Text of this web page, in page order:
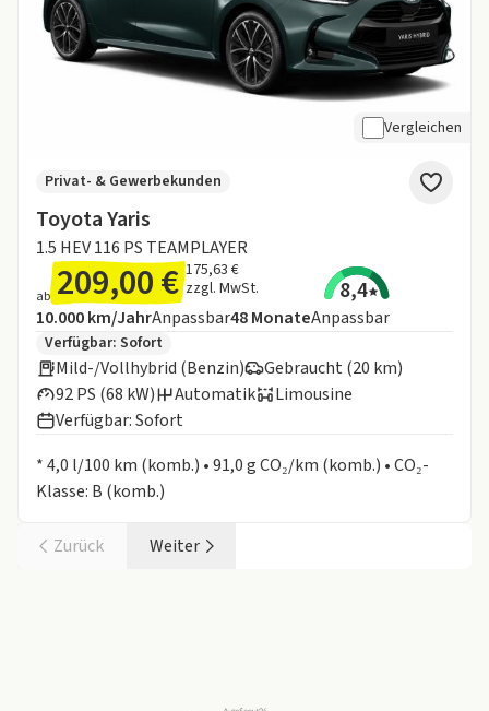
Vergleichen
Toyota Yaris
1.5 HEV 116 PS TEAMPLAYER
Privat- & Gewerbekunden
ab 209,00 € 175,63 €
zzgl. MwSt.
8,4
Angebotsdetails:
Inklusive Laufleistung
10.000 km/JahrAnpassbarLaufzeit
48MonateAnpassbar
Zusätzliche Fahrzeuginformationen:
Verfügbar: Sofort
Mild-/Vollhybrid (Benzin)
Gebraucht (20 km)
92 PS (68 kW)
Automatik
Limousine
Verfügbar: Sofort
* 4,0 l/100 km (komb.) • 91,0 g CO₂/km (komb.) • CO₂-
Klasse: B (komb.)
Zurück Weiter